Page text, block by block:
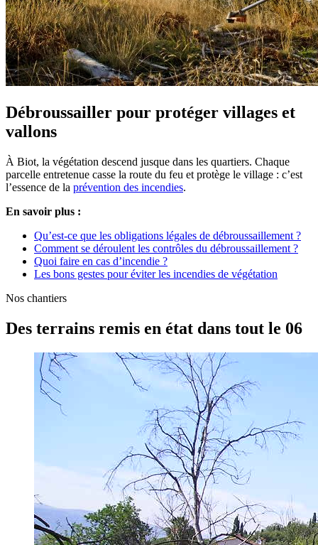
Débroussailler pour protéger villages et
vallons
À Biot, la végétation descend jusque dans les quartiers. Chaque
parcelle entretenue casse la route du feu et protège le village : c’est
l’essence de la prévention des incendies.
En savoir plus :
Qu’est-ce que les obligations légales de débroussaillement ?
Comment se déroulent les contrôles du débroussaillement ?
Quoi faire en cas d’incendie ?
Les bons gestes pour éviter les incendies de végétation
Nos chantiers
Des terrains remis en état dans tout le 06